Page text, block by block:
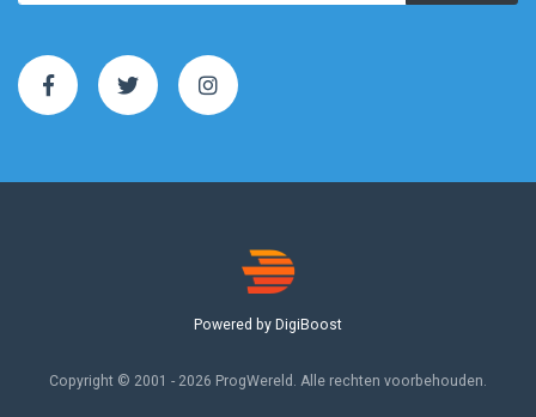
Powered by DigiBoost
Copyright © 2001 - 2026 ProgWereld. Alle rechten voorbehouden.